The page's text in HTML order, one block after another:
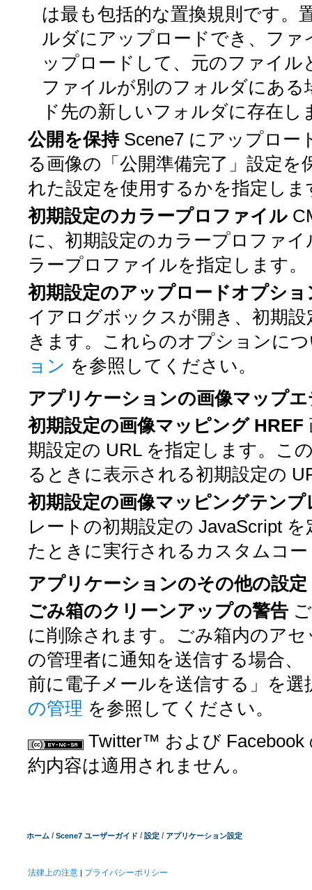
は最も包括的な置換規則です。
ルダにアップロードでき、フ
ップロードして、元のファイ
ファイルが別のフォルダにあ
ド先の新しいフォルダに存在し
公開を保持 Scene7 にアップロー
る画像の「公開準備完了」設定
れた設定を使用するかを指定しま
初期設定のカラープロファイル
に、初期設定のカラープロファ
ラープロファイルを指定します。
初期設定のアップロードオプシ
イアログボックスが開き、初期
きます。これらのオプションに
ョン を参照してください。
アプリケーションの画像マップ
初期設定の画像マッピング HREF
期設定の URL を指定します。こ
るときに表示される初期設定の
初期設定の画像マッピングテン
レートの初期設定の JavaScript
たときに実行されるカスタムコ
アプリケーションのその他の設定
ごみ箱のクリーンアップの警告
に削除されます。ごみ箱内のア
の管理者に通知を送信する場合
前に電子メールを送信する」を
の管理 を参照してください。
Twitter™ および Facebook
約内容は適用されません。
ホーム / Scene7 ユーザーガイド / 設定 / アプリケーション設定
法律上の注意 | プライバシーポリシー